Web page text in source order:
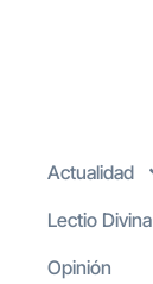
Actualidad
Lectio Divina
Opinión